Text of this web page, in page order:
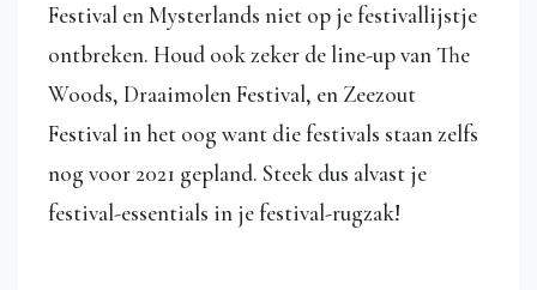
Festival en Mysterlands niet op je festivallijstje
ontbreken. Houd ook zeker de line-up van The
Woods, Draaimolen Festival, en Zeezout
Festival in het oog want die festivals staan zelfs
nog voor 2021 gepland. Steek dus alvast je
festival-essentials in je festival-rugzak!